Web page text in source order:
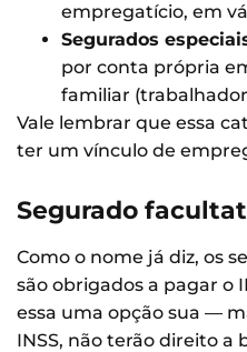
empregatício, em
Segurados
por conta própria
familiar
Vale lembrar que essa
ter um vínculo de
Segurado
Como o nome já diz, os
são obrigados a pagar o
essa uma opção sua —
INSS, não terão direito a